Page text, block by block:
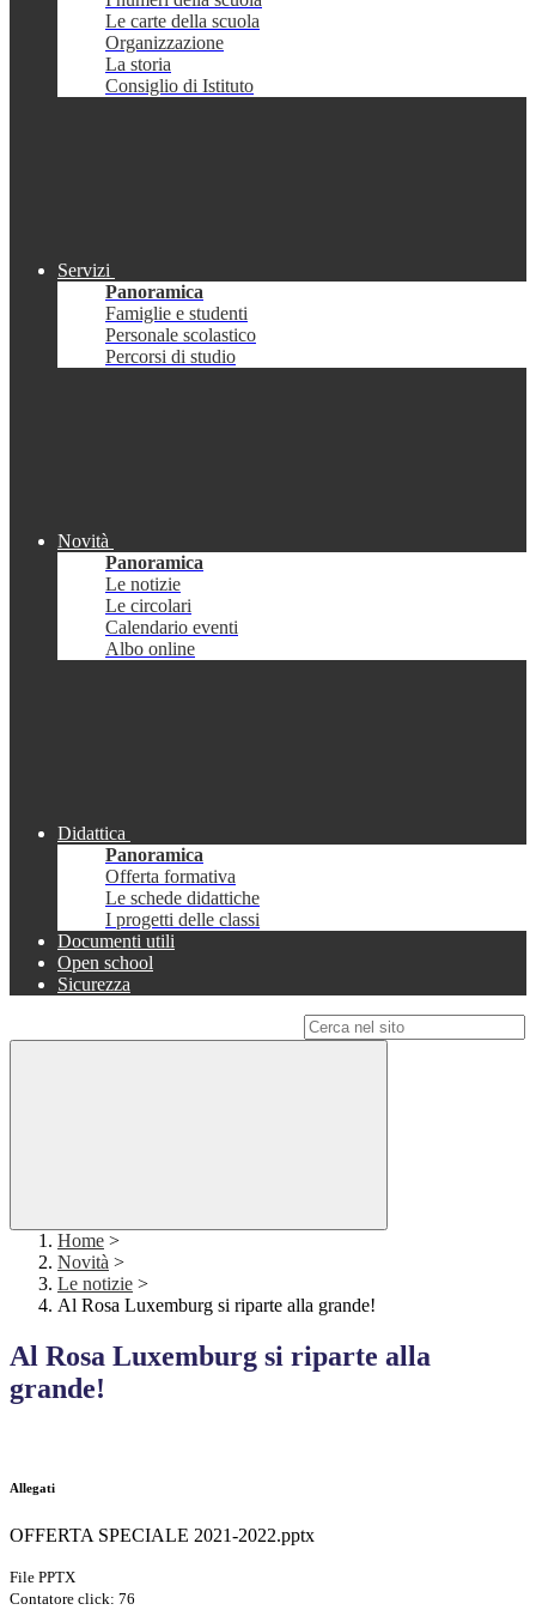
Le carte della scuola
Organizzazione
La storia
Consiglio di Istituto
Servizi
Panoramica
Famiglie e studenti
Personale scolastico
Percorsi di studio
Novità
Panoramica
Le notizie
Le circolari
Calendario eventi
Albo online
Didattica
Panoramica
Offerta formativa
Le schede didattiche
I progetti delle classi
Documenti utili
Open school
Sicurezza
Home >
Novità >
Le notizie >
Al Rosa Luxemburg si riparte alla grande!
Al Rosa Luxemburg si riparte alla
grande!
Allegati
OFFERTA SPECIALE 2021-2022.pptx
File PPTX
Contatore click: 76